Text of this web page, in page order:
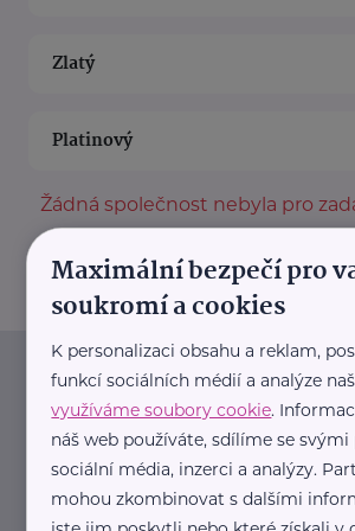
Zlatý
Platinový
Žádná společnost nebyla pro
Pravidelný přísun novinek,
podpora pro rodiče i sdílení
Newsletter webu eMaminy.cz.
Maximální bezpečí pro
soukromí a cookies
K personalizaci obsahu a reklam,
funkcí sociálních médií a analýze
využíváme soubory cookie.
náš web používáte, sdílíme se
sociální média, inzerci a analýzy.
mohou zkombinovat s dalšími